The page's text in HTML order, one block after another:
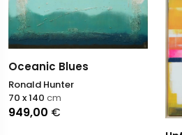
Oceanic Blues
Ronald Hunter
949,00 €
70 x 140 cm